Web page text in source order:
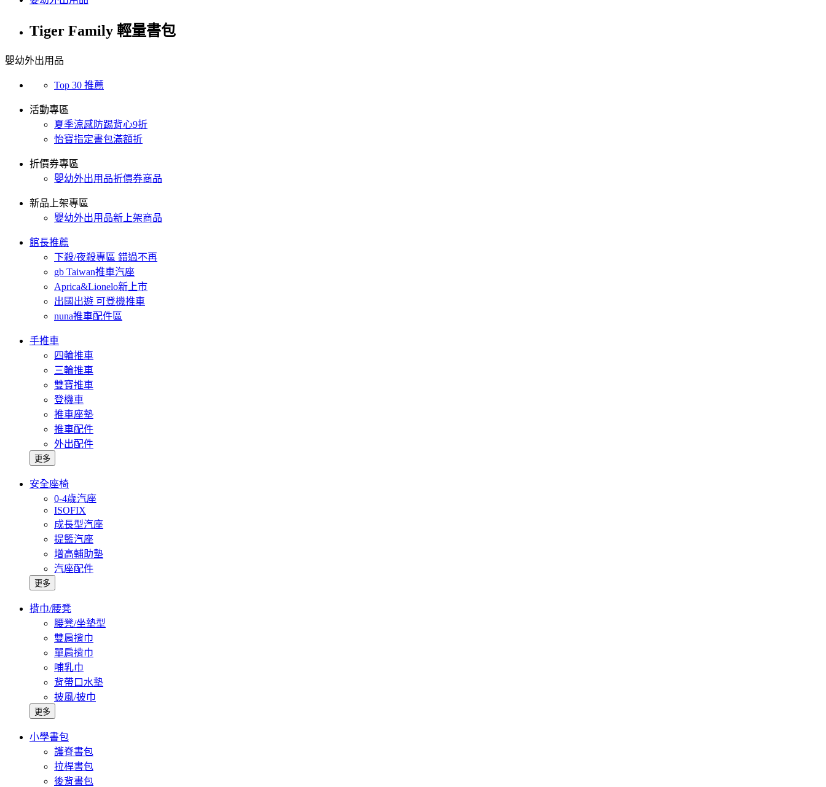
Tiger Family 輕量書包
嬰幼外出用品
Top 30 推薦
活動專區
夏季涼感防踢背心9折
怡寶指定書包滿額折
折價券專區
嬰幼外出用品折價券商品
新品上架專區
嬰幼外出用品新上架商品
館長推薦
下殺/夜殺專區 錯過不再
gb Taiwan推車汽座
Aprica&Lionelo新上市
出國出遊 可登機推車
nuna推車配件區
手推車
四輪推車
三輪推車
雙寶推車
登機車
推車座墊
推車配件
外出配件
更多
安全座椅
0-4歲汽座
ISOFIX
成長型汽座
提籃汽座
增高輔助墊
汽座配件
更多
揹巾/腰凳
腰凳/坐墊型
雙肩揹巾
單肩揹巾
哺乳巾
背帶口水墊
披風/披巾
更多
小學書包
護脊書包
拉桿書包
後背書包